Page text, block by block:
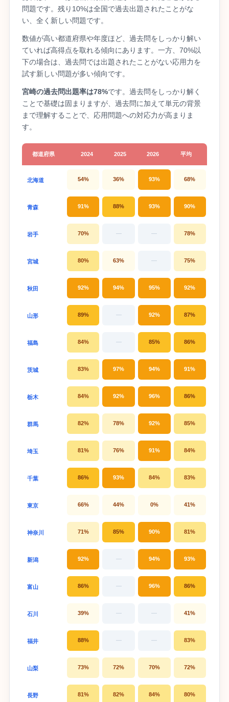
問題です。残り10%は全国で過去出題されたことがな
い、全く新しい問題です。
数値が高い都道府県や年度ほど、過去問をしっかり解い
ていれば高得点を取れる傾向にあります。一方、70%以
下の場合は、過去問では出題されたことがない応用力を
試す新しい問題が多い傾向です。
宮崎の過去問出題率は78%です。過去問をしっかり解く
ことで基礎は固まりますが、過去問に加えて単元の背景
まで理解することで、応用問題への対応力が高まりま
す。
都道府県 2024 2025 2026 平均
北海道 54% 36% 93% 68%
青森 91% 88% 93% 90%
岩手 70% — — 78%
宮城 80% 63% — 75%
秋田 92% 94% 95% 92%
山形 89% — 92% 87%
福島 84% — 85% 86%
茨城 83% 97% 94% 91%
栃木 84% 92% 96% 86%
群馬 82% 78% 92% 85%
埼玉 81% 76% 91% 84%
千葉 86% 93% 84% 83%
東京 66% 44% 0% 41%
神奈川 71% 85% 90% 81%
新潟 92% — 94% 93%
富山 86% — 96% 86%
石川 39% — — 41%
福井 88% — — 83%
山梨 73% 72% 70% 72%
長野 81% 82% 84% 80%